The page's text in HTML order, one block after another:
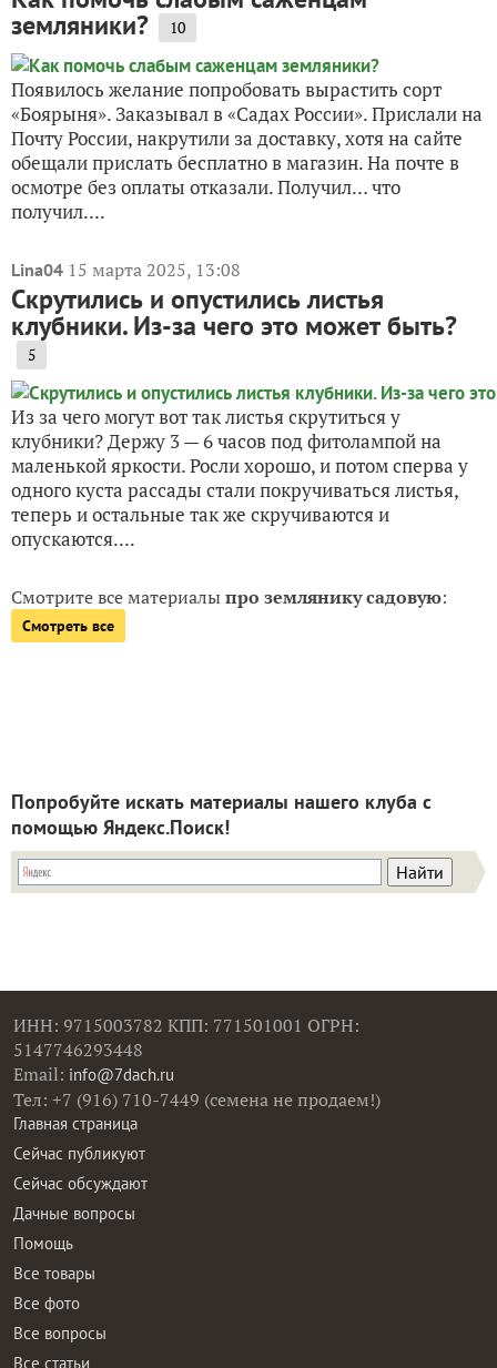
земляники? 10
Появилось желание попробовать вырастить сорт
«Боярыня». Заказывал в «Садах России». Прислали на
Почту России, накрутили за доставку, хотя на сайте
обещали прислать бесплатно в магазин. На почте в
осмотре без оплаты отказали. Получил… что
получил....
Lina04 15 марта 2025, 13:08
Скрутились и опустились листья
клубники. Из-за чего это может быть?
5
Из за чего могут вот так листья скрутиться у
клубники? Держу 3 — 6 часов под фитолампой на
маленькой яркости. Росли хорошо, и потом сперва у
одного куста рассады стали покручиваться листья,
теперь и остальные так же скручиваются и
опускаются....
Смотрите все материалыпро землянику садовую:
Смотреть все
Попробуйте искать материалы нашего клуба с
помощью Яндекс.Поиск!
ИНН: 9715003782 КПП: 771501001 ОГРН:
5147746293448
Email: info@7dach.ru
Тел: +7 (916) 710-7449 (семена не продаем!)
Главная страница
Сейчас публикуют
Сейчас обсуждают
Дачные вопросы
Помощь
Все товары
Все фото
Все вопросы
Все статьи